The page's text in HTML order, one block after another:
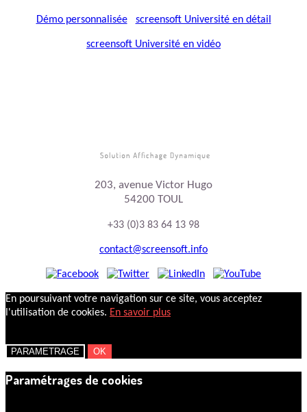
Démo personnalisée screensoft Université en détail
screensoft Université en vidéo
203, avenue Victor Hugo
54200 TOUL
+33 (0)3 83 64 13 98
contact@screensoft.info
En poursuivant votre navigation sur ce site, vous acceptez
l'utilisation de cookies. En savoir plus
PARAMETRAGE OK
Paramétrages de cookies